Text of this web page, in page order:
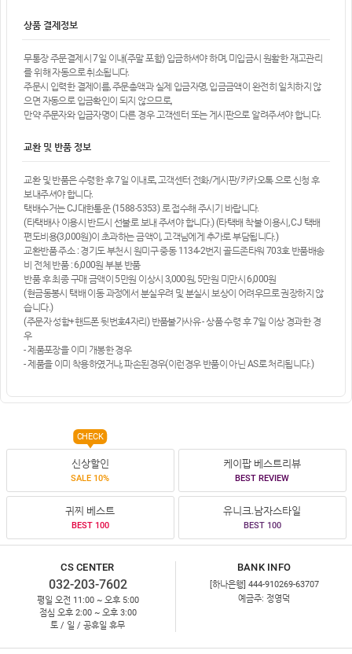
상품 결제정보
무통장 주문결제시 7일 이내(주말 포함) 입금하셔야 하며, 미입금시 원활한 재고관리
를 위해 자동으로 취소됩니다.
주문시 입력한 결제이름, 주문총액과 실제 입금자명, 입금금액이 완전히 일치하지 않
으면 자동으로 입금확인이 되지 않으므로,
만약 주문자와 입금자명이 다른 경우 고객센터 또는 게시판으로 알려주셔야 합니다.
교환 및 반품 정보
교환 및 반품은 수령한 후 7일 이내로, 고객센터 전화/게시판/카카오톡 으로 신청 후
보내주셔야 합니다.
택배수거는 CJ대한통운 (1588-5353) 로 접수해 주시기 바랍니다.
(타택배사 이용시 반드시 선불로 보내 주셔야 합니다.) (타택배 착불 이용시, CJ 택배
편도비용(3,000원)이 초과하는 금액이, 고객님에게 추가로 부담됩니다.)
교환반품 주소 : 경기도 부천시 원미구 중동 1134-2번지 골드존타워 703호 반품배송
비 전체 반품 : 6,000원 부분 반품
반품 후 최종 구매 금액이 5만원 이상시 3,000원, 5만원 미만시 6,000원
(현금동봉시 택배 이동 과정에서 분실우려 및 분실시 보상이 어려우므로 권장하지 않
습니다.)
(주문자 성함+핸드폰 뒷번호4자리) 반품불가사유 - 상품 수령 후 7일 이상 경과한 경
우
- 제품포장을 이미 개봉한 경우
- 제품을 이미 착용하였거나, 파손된경우(이런경우 반품이 아닌 AS로 처리됩니다.)
신상할인
SALE 10%
CHECK
케이팝 베스트리뷰
BEST REVIEW
귀찌 베스트
BEST 100
유니크.남자스타일
BEST 100
CS CENTER
032-203-7602
평일 오전 11:00 ~ 오후 5:00
점심 오후 2:00 ~ 오후 3:00
토 / 일 / 공휴일 휴무
BANK INFO
[하나은행] 444-910269-63707
예금주: 정영덕